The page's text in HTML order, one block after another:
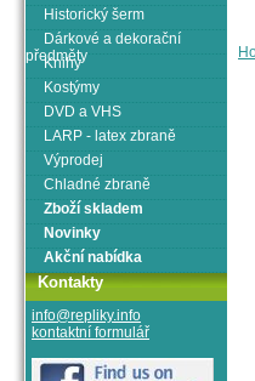
Historický šerm
Dárkové a dekorační
předměty
Knihy
Kostýmy
DVD a VHS
LARP - latex zbraně
Výprodej
Chladné zbraně
Zboží skladem
Novinky
Akční nabídka
Kontakty
info@repliky.info
kontaktní formulář